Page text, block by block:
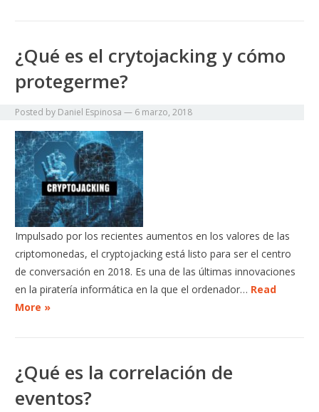
¿Qué es el crytojacking y cómo
protegerme?
Posted by Daniel Espinosa — 6 marzo, 2018
Impulsado por los recientes aumentos en los valores de las
criptomonedas, el cryptojacking está listo para ser el centro
de conversación en 2018. Es una de las últimas innovaciones
en la piratería informática en la que el ordenador… Read
More »
¿Qué es la correlación de
eventos?